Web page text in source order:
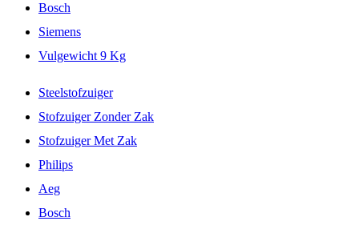
Bosch
Siemens
Vulgewicht 9 Kg
Steelstofzuiger
Stofzuiger Zonder Zak
Stofzuiger Met Zak
Philips
Aeg
Bosch